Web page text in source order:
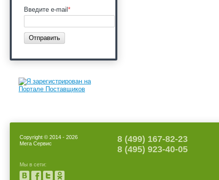
Введите e-mail *
Отправить
Copyright © 2014 - 2026
Мега Сервис
Мы в сети:
8 (499) 167-82-23
8 (495) 923-40-05